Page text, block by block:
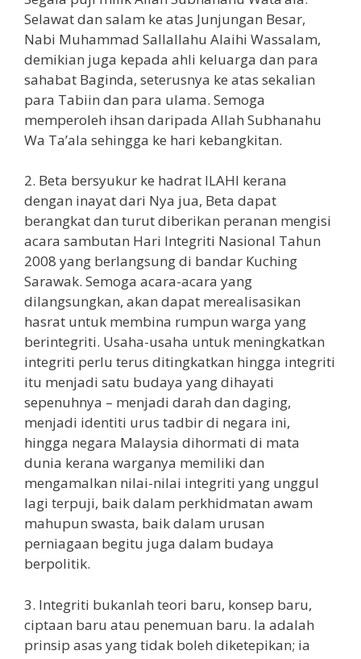
Selawat dan salam ke atas Junjungan Besar,
Nabi Muhammad Sallallahu Alaihi Wassalam,
demikian juga kepada ahli keluarga dan para
sahabat Baginda, seterusnya ke atas sekalian
para Tabiin dan para ulama. Semoga
memperoleh ihsan daripada Allah Subhanahu
Wa Ta’ala sehingga ke hari kebangkitan.
2. Beta bersyukur ke hadrat ILAHI kerana
dengan inayat dari Nya jua, Beta dapat
berangkat dan turut diberikan peranan mengisi
acara sambutan Hari Integriti Nasional Tahun
2008 yang berlangsung di bandar Kuching
Sarawak. Semoga acara-acara yang
dilangsungkan, akan dapat merealisasikan
hasrat untuk membina rumpun warga yang
berintegriti. Usaha-usaha untuk meningkatkan
integriti perlu terus ditingkatkan hingga integriti
itu menjadi satu budaya yang dihayati
sepenuhnya – menjadi darah dan daging,
menjadi identiti urus tadbir di negara ini,
hingga negara Malaysia dihormati di mata
dunia kerana warganya memiliki dan
mengamalkan nilai-nilai integriti yang unggul
lagi terpuji, baik dalam perkhidmatan awam
mahupun swasta, baik dalam urusan
perniagaan begitu juga dalam budaya
berpolitik.
3. Integriti bukanlah teori baru, konsep baru,
ciptaan baru atau penemuan baru. Ia adalah
prinsip asas yang tidak boleh diketepikan; ia